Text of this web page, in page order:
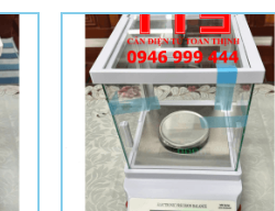
Add to
Wishlist